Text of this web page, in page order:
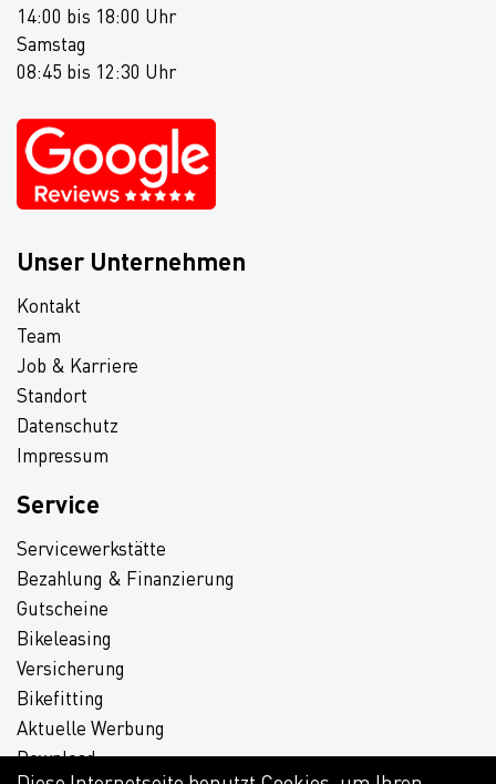
14:00 bis 18:00 Uhr
Samstag
08:45 bis 12:30 Uhr
Unser Unternehmen
Kontakt
Team
Job & Karriere
Standort
Datenschutz
Impressum
Service
Servicewerkstätte
Bezahlung & Finanzierung
Gutscheine
Bikeleasing
Versicherung
Bikefitting
Aktuelle Werbung
Download